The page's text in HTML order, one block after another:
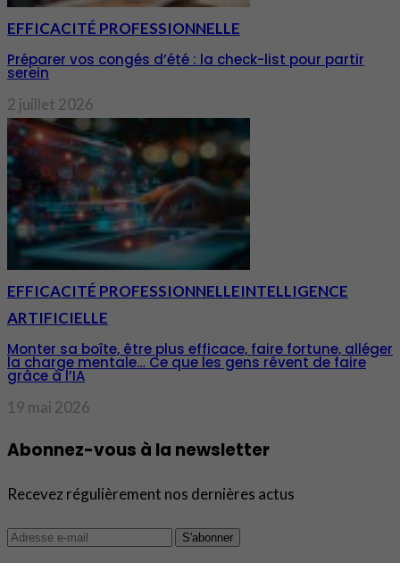
EFFICACITÉ PROFESSIONNELLE
Préparer vos congés d’été : la check-list pour partir
serein
2 juillet 2026
EFFICACITÉ PROFESSIONNELLEINTELLIGENCE
ARTIFICIELLE
Monter sa boîte, être plus efficace, faire fortune, alléger
la charge mentale… Ce que les gens rêvent de faire
grâce à l’IA
19 mai 2026
Abonnez-vous à la newsletter
Recevez régulièrement nos dernières actus
S'abonner